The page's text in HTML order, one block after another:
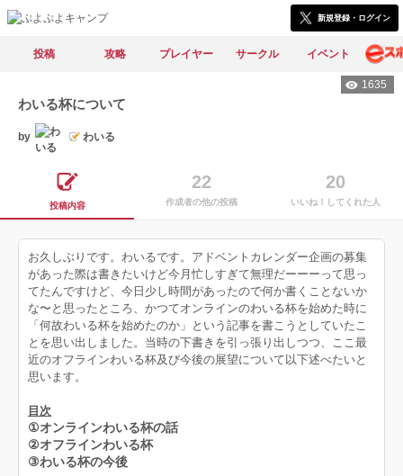
新規登録・ログイン
投稿 攻略 プレイヤー サークル イベント
1635
わいる杯について
by わいる
投稿内容
22
作成者の他の投稿
20
いいね！してくれた人
お久しぶりです。わいるです。アドベントカレンダー企画の募集
があった際は書きたいけど今月忙しすぎて無理だーーーって思っ
てたんですけど、今日少し時間があったので何か書くことないか
な〜と思ったところ、かつてオンラインのわいる杯を始めた時に
「何故わいる杯を始めたのか」という記事を書こうとしていたこ
とを思い出しました。当時の下書きを引っ張り出しつつ、ここ最
近のオフラインわいる杯及び今後の展望について以下述べたいと
思います。
目次
①オンラインわいる杯の話
②オフラインわいる杯
③わいる杯の今後